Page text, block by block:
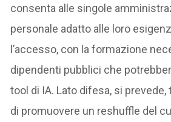
consenta alle singole
personale adatto alle loro
l’accesso, con la formazione
dipendenti pubblici che
tool di IA. Lato difesa, si prevede,
di promuovere un reshuffle del